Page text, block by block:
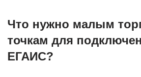
Что нужно малым
точкам для
ЕГАИС?